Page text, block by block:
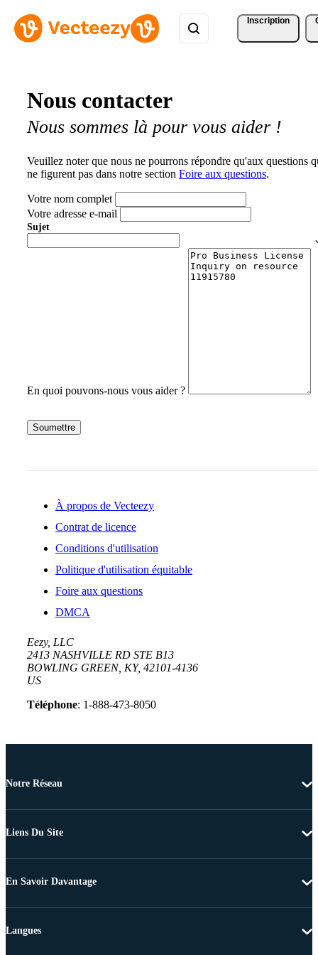
Inscription
Nous contacter
Nous sommes là pour vous aider !
Veuillez noter que nous ne pourrons répondre qu'aux questions
ne figurent pas dans notre section Foire aux questions.
Votre nom complet
Votre adresse e-mail
Sujet
En quoi pouvons-nous vous aider ?
Soumettre
À propos de Vecteezy
Contrat de licence
Conditions d'utilisation
Politique d'utilisation équitable
Foire aux questions
DMCA
Eezy, LLC
2413 NASHVILLE RD STE B13
BOWLING GREEN, KY, 42101-4136
US
Téléphone: 1-888-473-8050
Notre Réseau
Liens Du Site
En Savoir Davantage
Langues